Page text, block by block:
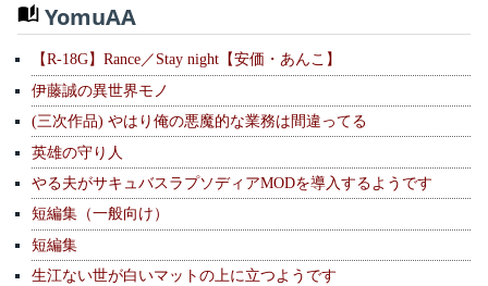
YomuAA
【R-18G】Rance／Stay night【安価・あんこ】
伊藤誠の異世界モノ
(三次作品) やはり俺の悪魔的な業務は間違ってる
英雄の守り人
やる夫がサキュバスラプソディアMODを導入するようです
短編集（一般向け）
短編集
生江ない世が白いマットの上に立つようです